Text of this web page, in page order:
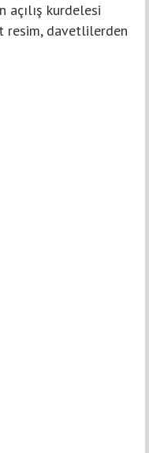
kurdelesi
resim, davetlilerden